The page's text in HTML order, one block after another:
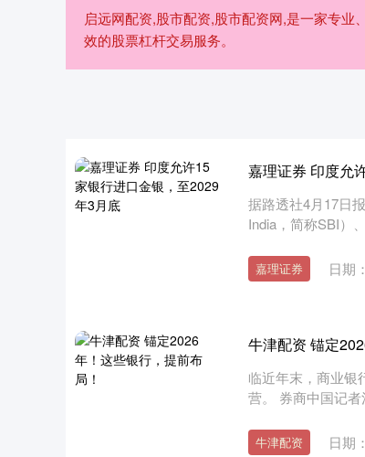
启远网配资,股市配资,股市配资网,是一家专
效的股票杠杆交易服务。
嘉理证券 印度允
据路透社4月17日
India，简称SBI）
嘉理证券 日期
牛津配资 锚定
临近年末，商业银
营。 券商中国记
牛津配资 日期
14311.01 200.89